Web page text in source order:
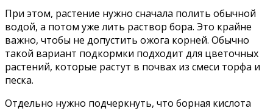
При этом, растение нужно сначала полить обычной
водой, а потом уже лить раствор бора. Это крайне
важно, чтобы не допустить ожога корней. Обычно
такой вариант подкормки подходит для цветочных
растений, которые растут в почвах из смеси торфа и
песка.
Отдельно нужно подчеркнуть, что борная кислота